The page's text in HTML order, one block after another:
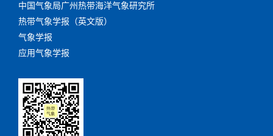
中国气象局广州热带海洋气象研究所
热带气象学报（英文版）
气象学报
应用气象学报